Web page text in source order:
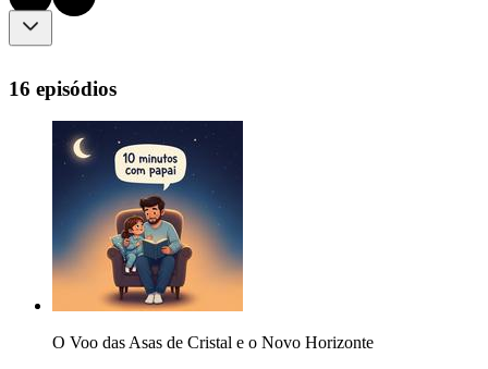
16 episódios
O Voo das Asas de Cristal e o Novo Horizonte